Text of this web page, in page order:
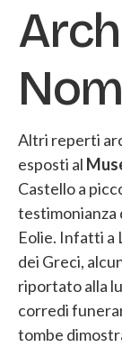
Altri reperti
esposti al
Castello a
testimonianza
Eolie. Infatti a
dei Greci,
riportato alla
corredi
tombe